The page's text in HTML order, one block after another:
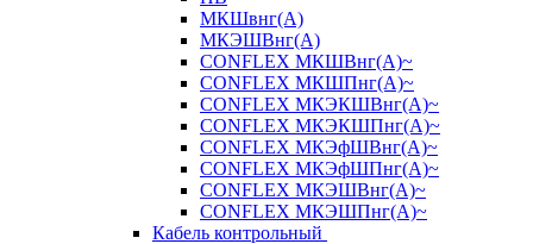
МКШвнг(А)
МКЭШВнг(А)
CONFLEX МКШВнг(А)~
CONFLEX МКШПнг(А)~
CONFLEX МКЭКШВнг(А)~
CONFLEX МКЭКШПнг(А)~
CONFLEX МКЭфШВнг(А)~
CONFLEX МКЭфШПнг(А)~
CONFLEX МКЭШВнг(А)~
CONFLEX МКЭШПнг(А)~
Кабель контрольный